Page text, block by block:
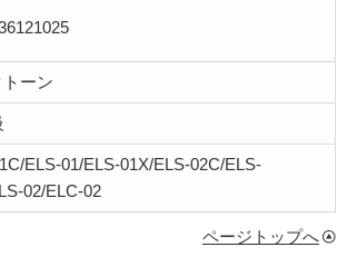
ーン
ELS-01/ELS-01X/ELS-02C/ELS-
02/ELC-02
ページトップへ